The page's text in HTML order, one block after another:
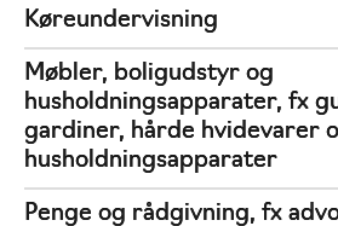
Køreundervisning
Møbler, boligudstyr og
husholdningsapparater, fx
gardiner, hårde hvidevarer
husholdningsapparater
Penge og rådgivning, fx